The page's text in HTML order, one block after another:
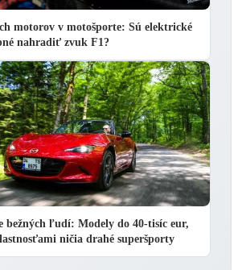
motorov v motošporte: Sú elektrické
nahradiť zvuk F1?
bežných ľudí: Modely do 40-tisíc eur,
ničia drahé superšporty